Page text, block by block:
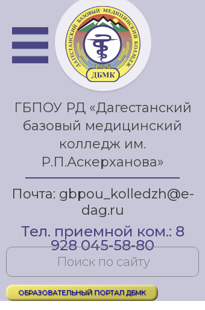
ГБПОУ РД «Дагестанский
базовый медицинский
колледж им.
Р.П.Аскерханова»
Почта: gbpou_kolledzh@e-
dag.ru
Тел. приемной ком.: 8
928 045-58-80
ОБРАЗОВАТЕЛЬНЫЙ ПОРТАЛ ДБМК